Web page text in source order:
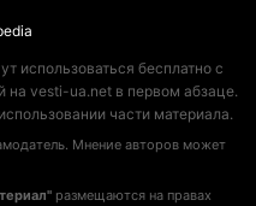
использоваться бесплатно с
на vesti-ua.net в первом абзаце.
части материала.
Мнение авторов может
размещаются на правах